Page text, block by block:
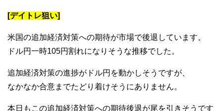
[デイトレ狙い]
米国の追加経済対策への期待が市場で後退しています。
ドル円一時105円割れになりそうな推移でした。
追加経済対策の進捗がドル円を動かしそうですが、
なかなか合意までたどり着けそうにありません。
本日もこの追加経済対策への期待後退が尾を引きそうです